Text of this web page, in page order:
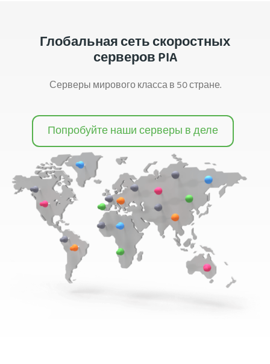
Глобальная сеть скоростных
серверов PIA
Серверы мирового класса в 50 стране.
Попробуйте наши серверы в деле